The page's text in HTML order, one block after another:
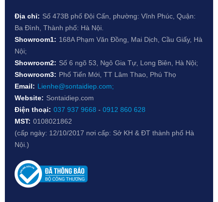
Địa chỉ: Số 473B phố Đội Cấn, phường: Vĩnh Phúc, Quận:
Ba Đình, Thành phố: Hà Nội.
Showroom1: 168A Phạm Văn Đồng, Mai Dịch, Cầu Giấy, Hà
Nội;
Showroom2: Số 6 ngõ 53, Ngô Gia Tự, Long Biên, Hà Nội;
Showroom3: Phố Tiến Mới, TT Lâm Thao, Phú Thọ
Email: Lienhe@sontaidiep.com;
Website: Sontaidiep.com
Điện thoại: 037 937 9668 - 0912 860 628
MST: 0108021862
(cấp ngày: 12/10/2017 nơi cấp: Sở KH & ĐT thành phố Hà
Nội.)